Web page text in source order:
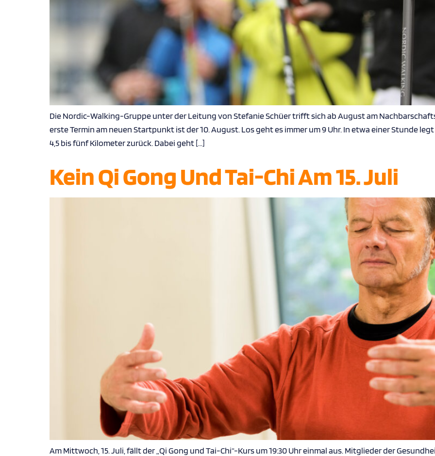
Die Nordic-Walking-Gruppe unter der Leitung von Stefanie Schüer trifft sich ab August am
erste Termin am neuen Startpunkt ist der 10. August. Los geht es immer um 9 Uhr. In etwa einer Stunde
4,5 bis fünf Kilometer zurück. Dabei geht […]
Kein Qi Gong Und Tai-Chi Am 15. Juli
Am Mittwoch, 15. Juli, fällt der „Qi Gong und Tai-Chi“-Kurs um 19:30 Uhr einmal aus. Mitglieder der